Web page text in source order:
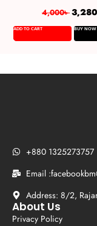
4,000৳3,280
ADD TO CART BUY NOW
+880 1325273757
Email
Address: 8/2,
About Us
Privacy Policy